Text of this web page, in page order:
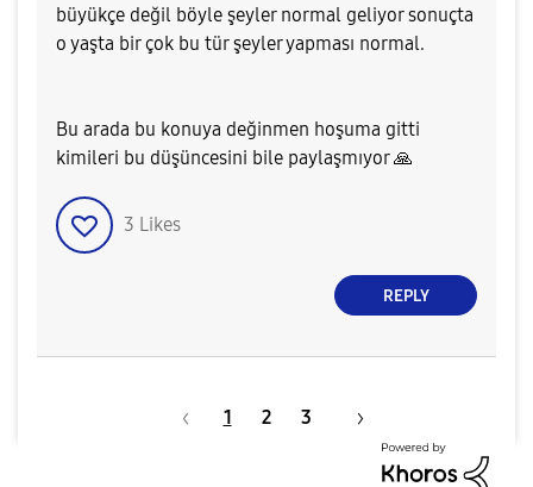
büyükçe değil böyle şeyler normal geliyor sonuçta
o yaşta bir çok bu tür şeyler yapması normal.
Bu arada bu konuya değinmen hoşuma gitti
kimileri bu düşüncesini bile paylaşmıyor🙏
3 Likes
REPLY
1 2 3